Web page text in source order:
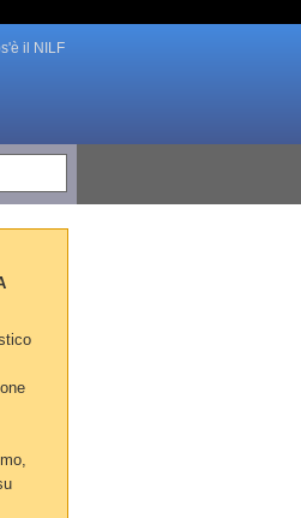
il NILF